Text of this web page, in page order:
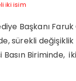
Başkanı Faruk
sürekli değişiklik
Basın Biriminde,